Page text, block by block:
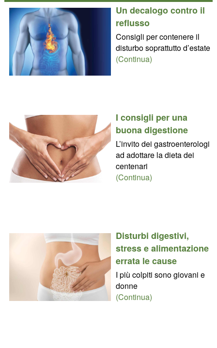
Un decalogo contro il
reflusso
Consigli per contenere il
disturbo soprattutto d’estate
(Continua)
I consigli per una
buona digestione
L’invito dei gastroenterologi
ad adottare la dieta dei
centenari
(Continua)
Disturbi digestivi,
stress e alimentazione
errata le cause
I più colpiti sono giovani e
donne
(Continua)